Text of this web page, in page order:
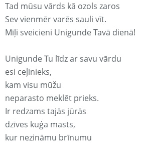
Tad mūsu vārds kā ozols zaros
Sev vienmēr varēs sauli vīt.
Mīļi sveicieni Unigunde Tavā dienā!
Unigunde Tu līdz ar savu vārdu
esi ceļinieks,
kam visu mūžu
neparasto meklēt prieks.
Ir redzams tajās jūrās
dzīves kuģa masts,
kur nezināmu brīnumu